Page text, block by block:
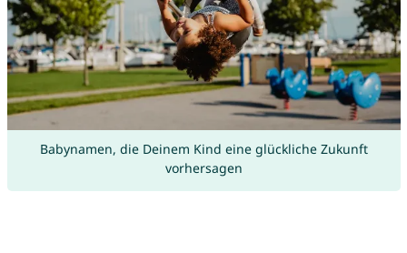
Babynamen, die Deinem Kind eine glückliche Zukunft
vorhersagen